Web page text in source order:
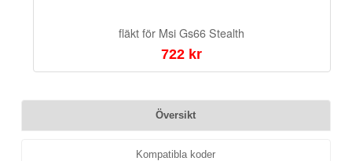
fläkt för Msi Gs66 Stealth
722 kr
Översikt
Kompatibla koder